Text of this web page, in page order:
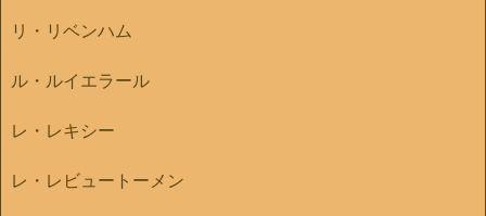
リ・リベンハム
ル・ルイエラール
レ・レキシー
レ・レビュートーメン